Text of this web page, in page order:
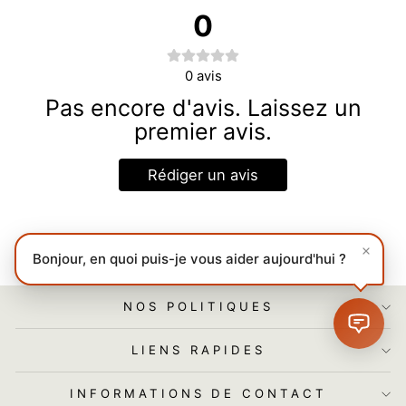
0
0 avis
Pas encore d'avis. Laissez un
premier avis.
Rédiger un avis
NOS POLITIQUES
LIENS RAPIDES
INFORMATIONS DE CONTACT
Bonjour, en quoi puis-je vous aider aujourd'hui ?